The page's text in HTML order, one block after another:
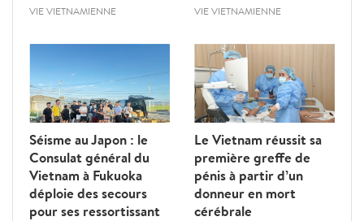
VIE VIETNAMIENNE VIE VIETNAMIENNE
Séisme au Japon : le
Consulat général du
Vietnam à Fukuoka
déploie des secours
pour ses ressortissant
Le Vietnam réussit sa
première greffe de
pénis à partir d’un
donneur en mort
cérébrale